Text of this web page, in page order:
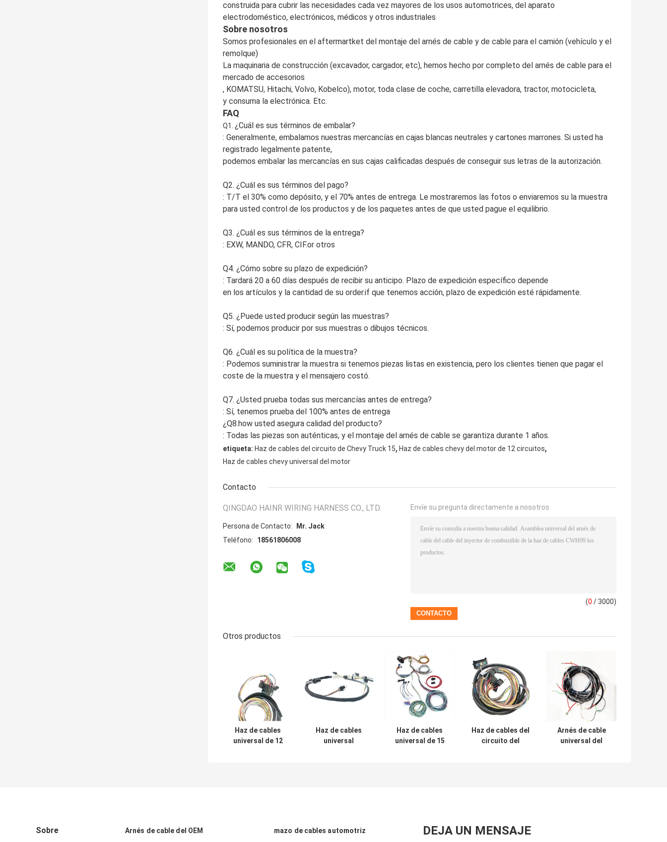
construida para cubrir las necesidades cada vez mayores de los usos automotrices, del aparato
electrodoméstico, electrónicos, médicos y otros industriales
Sobre nosotros
Somos profesionales en el aftermartket del montaje del arnés de cable y de cable para el camión (vehículo y el
remolque)
La maquinaria de construcción (excavador, cargador, etc), hemos hecho por completo del arnés de cable para el
mercado de accesorios
, KOMATSU, Hitachi, Volvo, Kobelco), motor, toda clase de coche, carretilla elevadora, tractor, motocicleta,
y consuma la electrónica. Etc.
FAQ
Q1. ¿Cuál es sus términos de embalar?
: Generalmente, embalamos nuestras mercancías en cajas blancas neutrales y cartones marrones. Si usted ha
registrado legalmente patente,
podemos embalar las mercancías en sus cajas calificadas después de conseguir sus letras de la autorización.
Q2. ¿Cuál es sus términos del pago?
: T/T el 30% como depósito, y el 70% antes de entrega. Le mostraremos las fotos o enviaremos su la muestra
para usted control de los productos y de los paquetes antes de que usted pague el equilibrio.
Q3. ¿Cuál es sus términos de la entrega?
: EXW, MANDO, CFR, CIF.or otros
Q4. ¿Cómo sobre su plazo de expedición?
: Tardará 20 a 60 días después de recibir su anticipo. Plazo de expedición específico depende
en los artículos y la cantidad de su order.if que tenemos acción, plazo de expedición esté rápidamente.
Q5. ¿Puede usted producir según las muestras?
: Sí, podemos producir por sus muestras o dibujos técnicos.
Q6. ¿Cuál es su política de la muestra?
: Podemos suministrar la muestra si tenemos piezas listas en existencia, pero los clientes tienen que pagar el
coste de la muestra y el mensajero costó.
Q7. ¿Usted prueba todas sus mercancías antes de entrega?
: Sí, tenemos prueba del 100% antes de entrega
¿Q8.how usted asegura calidad del producto?
: Todas las piezas son auténticas, y el montaje del arnés de cable se garantiza durante 1 años.
etiqueta: Haz de cables del circuito de Chevy Truck 15, Haz de cables chevy del motor de 12 circuitos,
Haz de cables chevy universal del motor
Contacto
QINGDAO HAINR WIRING HARNESS CO., LTD.
Persona de Contacto:
Mr. Jack
Teléfono:
18561806008
Envíe su pregunta directamente a nosotros
(0 / 3000)
Otros productos
Haz de cables
universal de 12
Haz de cables
universal
Haz de cables
universal de 15
Haz de cables del
circuito del
Arnés de cable
universal del
Sobre Arnés de cable del OEM mazo de cables automotriz DEJA UN MENSAJE